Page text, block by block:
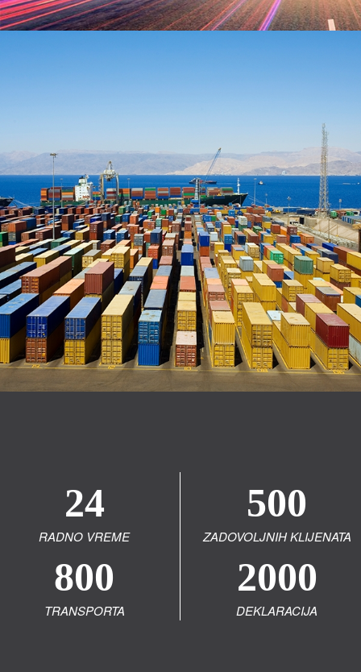
24
RADNO VREME
500
ZADOVOLJNIH KLIJENATA
800
TRANSPORTA
2000
DEKLARACIJA